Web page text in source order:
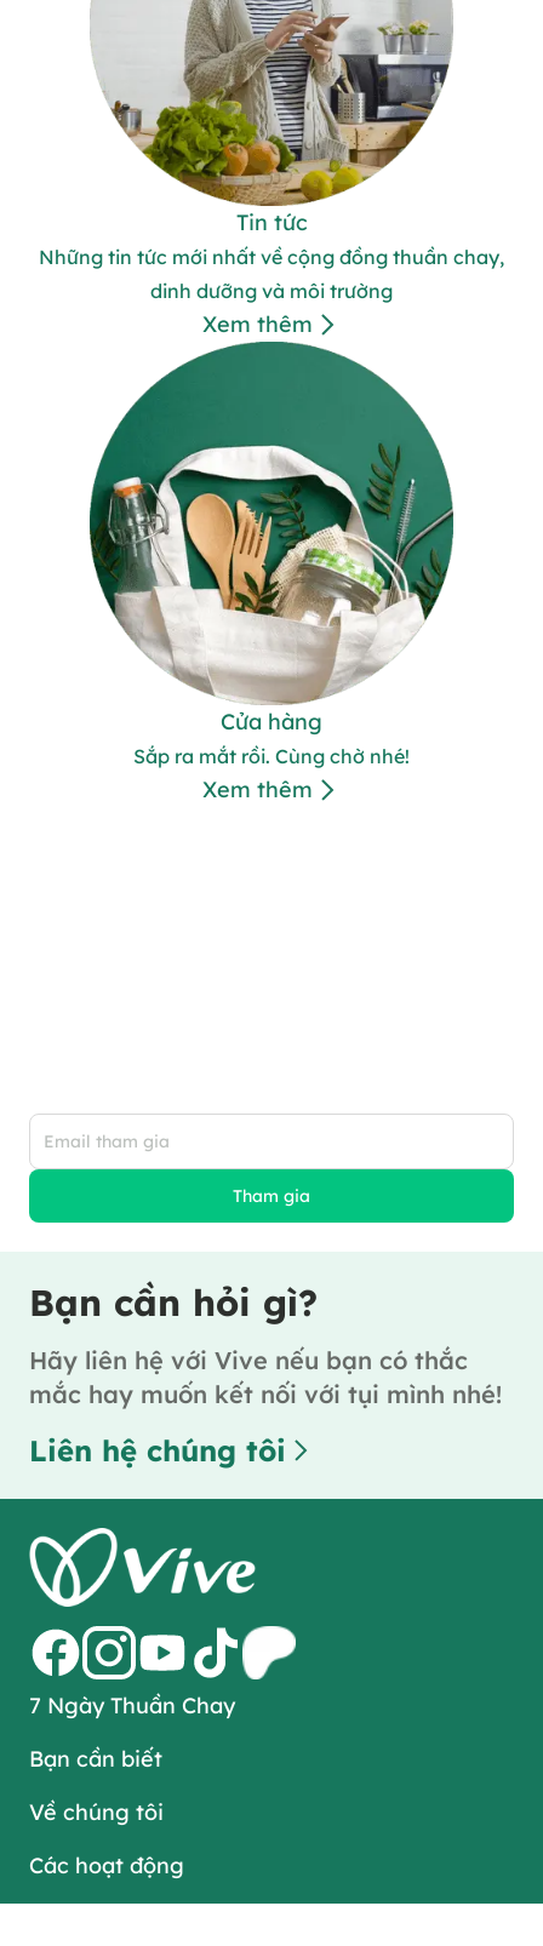
Tin tức
Những tin tức mới nhất về cộng đồng thuần chay,
dinh dưỡng và môi trường
Xem thêm
Cửa hàng
Sắp ra mắt rồi. Cùng chờ nhé!
Xem thêm
Tham gia
Bạn cần hỏi gì?
Hãy liên hệ với Vive nếu bạn có thắc
mắc hay muốn kết nối với tụi mình nhé!
Liên hệ chúng tôi
7 Ngày Thuần Chay
Bạn cần biết
Về chúng tôi
Các hoạt động